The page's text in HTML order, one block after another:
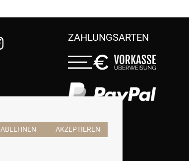
AKZEPTIEREN
ABLEHNEN
ZAHLUNGSARTEN